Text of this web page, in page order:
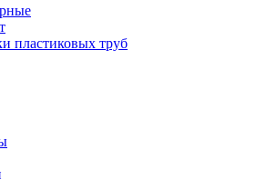
пластиковых труб